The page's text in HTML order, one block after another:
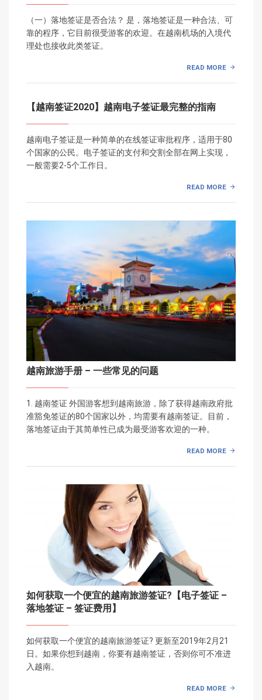
（一）落地签证是否合法？ 是，落地签证是一种合法、可
靠的程序，它目前很受游客的欢迎。在越南机场的入境代
理处也接收此类签证。
READ MORE
【越南签证2020】越南电子签证最完整的指南
越南电子签证是一种简单的在线签证审批程序，适用于80
个国家的公民。电子签证的支付和交割全部在网上实现，
一般需要2-5个工作日。
READ MORE
越南旅游手册 – 一些常见的问题
1. 越南签证 外国游客想到越南旅游，除了获得越南政府批
准豁免签证的80个国家以外，均需要有越南签证。目前，
落地签证由于其简单性已成为最受游客欢迎的一种。
READ MORE
如何获取一个便宜的越南旅游签证?【电子签证 –
落地签证 – 签证费用】
如何获取一个便宜的越南旅游签证? 更新至2019年2月21
日。如果你想到越南，你要有越南签证，否则你可不准进
入越南。
READ MORE